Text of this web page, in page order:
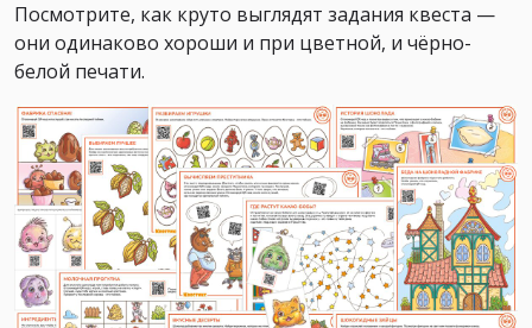
Посмотрите, как круто выглядят задания квеста —
они одинаково хороши и при цветной, и чёрно-
белой печати.